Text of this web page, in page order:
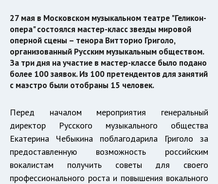
27 мая в Московском музыкальном театре "Геликон-
опера" состоялся мастер-класс звезды мировой
оперной сцены – тенора Витторио Григоло,
организованный Русским музыкальным обществом.
За три дня на участие в мастер-классе было подано
более 100 заявок. Из 100 претендентов для занятий
с маэстро были отобраны 15 человек.
Перед началом мероприятия генеральный
директор Русского музыкального общества
Екатерина Чебыкина поблагодарила Григоло за
предоставленную возможность российским
вокалистам получить советы для своего
профессионального роста и повышения вокального